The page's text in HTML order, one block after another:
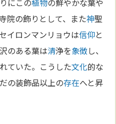
にこの植物の鮮やかな葉や
院の飾りとして、また神聖
イロンマンリョウは信仰と
沢のある葉は清浄を象徴し、
ていた。こうした文化的な
の装飾品以上の存在へと昇